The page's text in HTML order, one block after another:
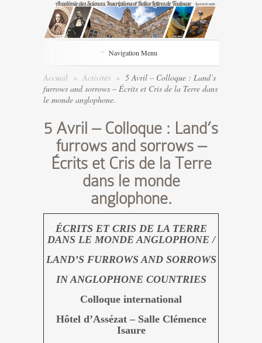
Navigation Menu
Accueil » Activités » 5 Avril – Colloque : Land’s
furrows and sorrows – Écrits et Cris de la Terre dans
le monde anglophone.
5 Avril – Colloque : Land’s
furrows and sorrows –
Écrits et Cris de la Terre
dans le monde
anglophone.
ÉCRITS ET CRIS DE LA TERRE
DANS LE MONDE ANGLOPHONE /
LAND’S FURROWS AND SORROWS
IN ANGLOPHONE COUNTRIES
Colloque international
Hôtel d’Assézat – Salle Clémence
Isaure